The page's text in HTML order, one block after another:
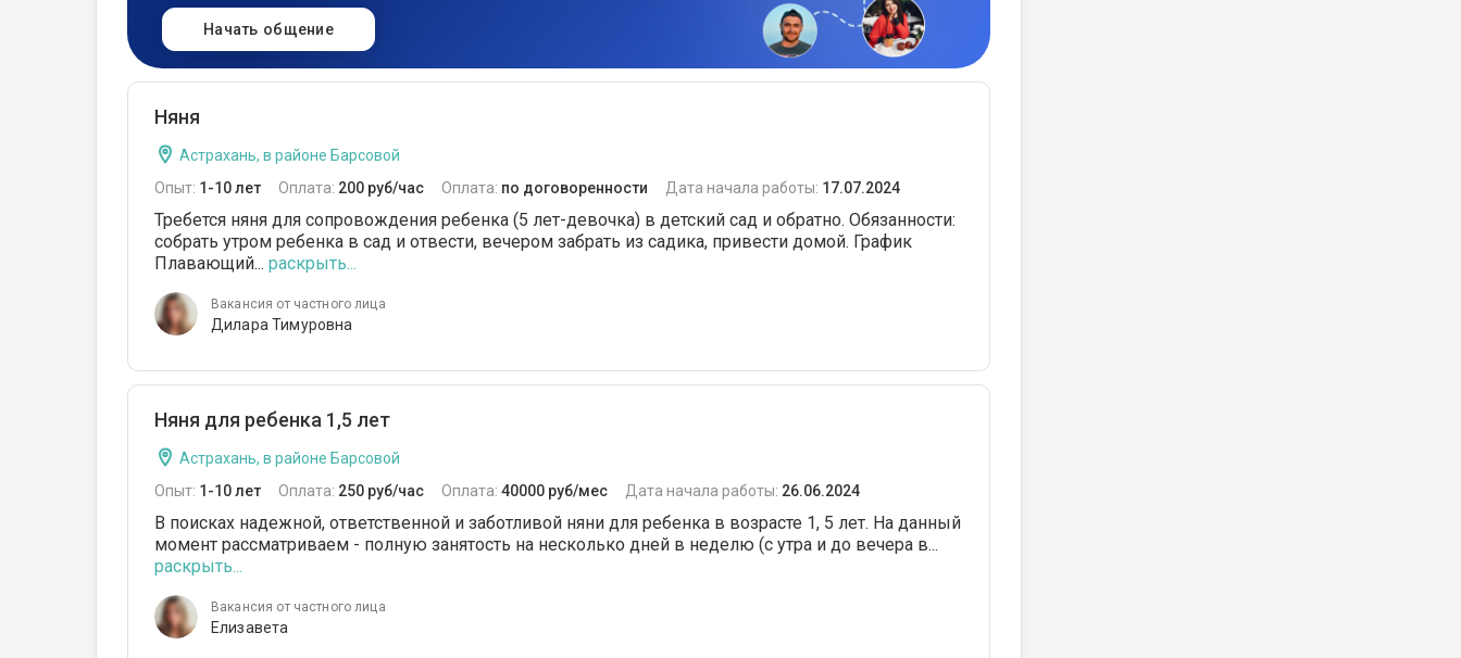
Начать общение
Няня
Астрахань, в районе Барсовой
Опыт: 1-10 лет Оплата: 200 руб/час Оплата: по договоренности Дата начала работы: 17.07.2024
Требется няня для сопровождения ребенка (5 лет-девочка) в детский сад и обратно. Обязанности:
собрать утром ребенка в сад и отвести, вечером забрать из садика, привести домой. График
Плавающий... раскрыть...
Вакансия от частного лица
Дилара Тимуровна
Няня для ребенка 1,5 лет
Астрахань, в районе Барсовой
Опыт: 1-10 лет Оплата: 250 руб/час Оплата: 40000 руб/мес Дата начала работы: 26.06.2024
В поисках надежной, ответственной и заботливой няни для ребенка в возрасте 1, 5 лет. На данный
момент рассматриваем - полную занятость на несколько дней в неделю (с утра и до вечера в...
раскрыть...
Вакансия от частного лица
Елизавета